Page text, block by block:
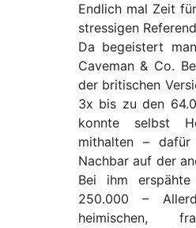
Endlich mal Zeit
stressigen
Da begeistert
Caveman & Co.
der britischen
3x bis zu den
konnte selbst
mithalten –
Nachbar auf der
Bei ihm
250.000 –
heimischen,